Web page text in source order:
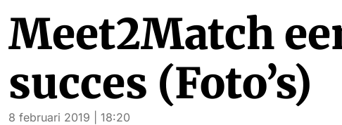
Meet2Match
succes (Foto’s)
8 februari 2019 | 18:20